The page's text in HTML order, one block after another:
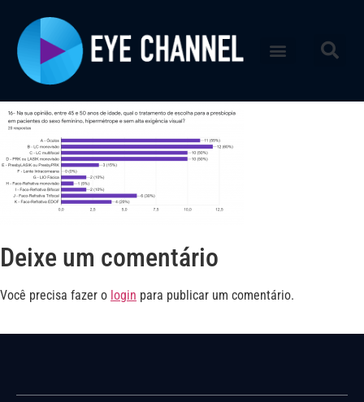
Deixe um comentário
Você precisa fazer o login para publicar um comentário.